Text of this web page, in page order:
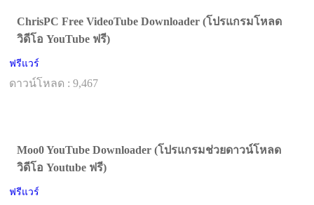
ChrisPC Free VideoTube Downloader (โปรแกรมโหลด
วิดีโอ YouTube ฟรี)
ฟรีแวร์
ดาวน์โหลด : 9,467
Moo0 YouTube Downloader (โปรแกรมช่วยดาวน์โหลด
วิดีโอ Youtube ฟรี)
ฟรีแวร์